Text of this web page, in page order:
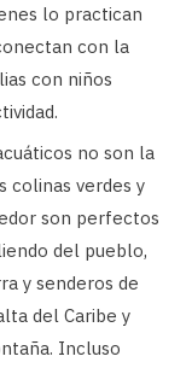
lo practican
con la
con niños
no son la
colinas verdes y
son perfectos
del pueblo,
y senderos de
del Caribe y
Incluso